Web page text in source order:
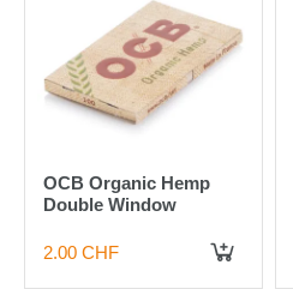
OCB Organic Hemp
Double Window
2.00 CHF